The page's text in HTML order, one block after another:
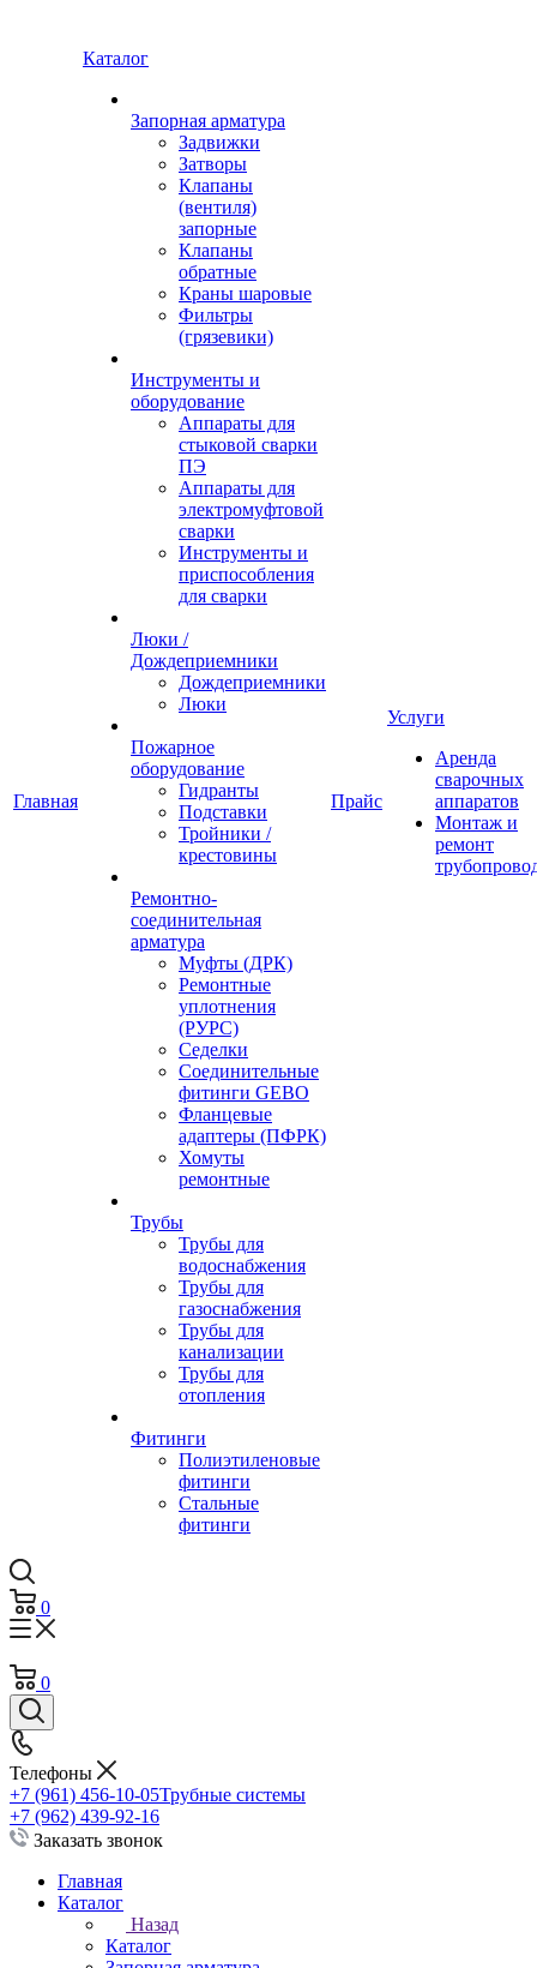
Главная
Каталог
Запорная арматура
Задвижки
Затворы
Клапаны
(вентиля)
запорные
Клапаны
обратные
Краны шаровые
Фильтры
(грязевики)
Инструменты и
оборудование
Аппараты для
стыковой сварки
ПЭ
Аппараты для
электромуфтовой
сварки
Инструменты и
приспособления
для сварки
Люки /
Дождеприемники
Дождеприемники
Люки
Пожарное
оборудование
Гидранты
Подставки
Тройники /
крестовины
Ремонтно-
соединительная
арматура
Муфты (ДРК)
Ремонтные
уплотнения
(РУРС)
Седелки
Соединительные
фитинги GEBO
Фланцевые
адаптеры (ПФРК)
Хомуты
ремонтные
Трубы
Трубы для
водоснабжения
Трубы для
газоснабжения
Трубы для
канализации
Трубы для
отопления
Фитинги
Полиэтиленовые
фитинги
Стальные
фитинги
Прайс
Услуги
Аренда
сварочных
аппаратов
Монтаж и
ремонт
0
0
Телефоны
+7 (961) 456-10-05Трубные системы
+7 (962) 439-92-16
Заказать звонок
Главная
Каталог
Назад
Каталог